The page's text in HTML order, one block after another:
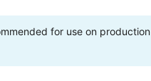
for use on production